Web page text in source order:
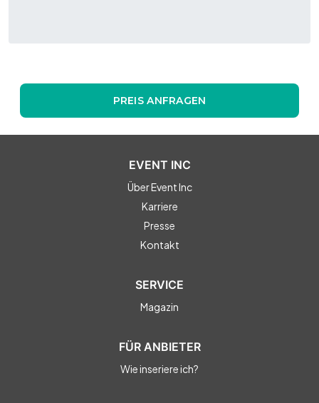
PREIS ANFRAGEN
EVENT INC
Über Event Inc
Karriere
Presse
Kontakt
SERVICE
Magazin
FÜR ANBIETER
Wie inseriere ich?